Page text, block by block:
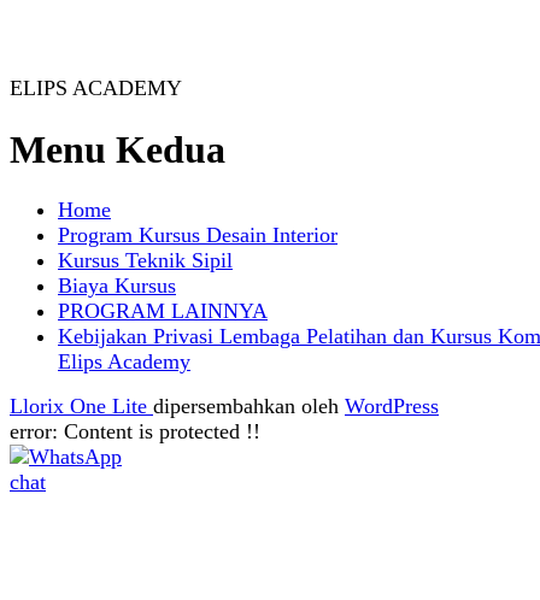
ELIPS ACADEMY
Menu Kedua
Home
Program Kursus Desain Interior
Kursus Teknik Sipil
Biaya Kursus
PROGRAM LAINNYA
Kebijakan Privasi Lembaga Pelatihan dan Kursus
Elips Academy
Llorix One Lite dipersembahkan oleh WordPress
error: Content is protected !!